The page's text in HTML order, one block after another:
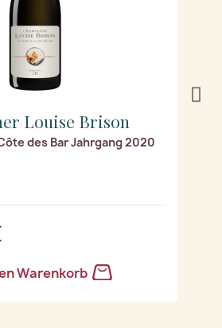
Louise Brison
des Bar Jahrgang 2020
Warenkorb